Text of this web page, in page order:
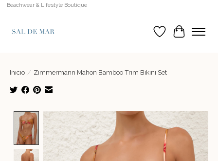
Beachwear & Lifestyle Boutique
Lista de deseos
Cesta
Inicio / Zimmermann Mahon Bamboo Trim Bikini Set
Product image slideshow Items